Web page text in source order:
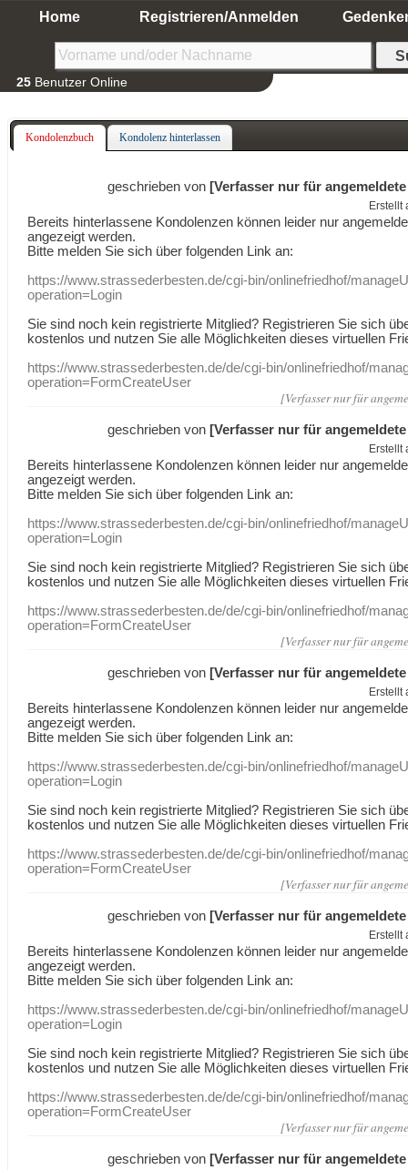
Home Registrieren/Anmelden
25 Benutzer Online
Kondolenzbuch Kondolenz hinterlassen
geschrieben von [Verfasser nur für
Erstellt
Bereits hinterlassene Kondolenzen können leider nur
angezeigt werden.
Bitte melden Sie sich über folgenden Link an:
https://www.strassederbesten.de/cgi-bin/onlinefriedhof/
operation=Login
Sie sind noch kein registrierte Mitglied? Registrieren Sie sich
kostenlos und nutzen Sie alle Möglichkeiten dieses virtuellen
https://www.strassederbesten.de/de/cgi-bin/onlinefriedhof/
operation=FormCreateUser
[Verfasser nur für
geschrieben von [Verfasser nur für
Erstellt
Bereits hinterlassene Kondolenzen können leider nur
angezeigt werden.
Bitte melden Sie sich über folgenden Link an:
https://www.strassederbesten.de/cgi-bin/onlinefriedhof/
operation=Login
Sie sind noch kein registrierte Mitglied? Registrieren Sie sich
kostenlos und nutzen Sie alle Möglichkeiten dieses virtuellen
https://www.strassederbesten.de/de/cgi-bin/onlinefriedhof/
operation=FormCreateUser
[Verfasser nur für
geschrieben von [Verfasser nur für
Erstellt
Bereits hinterlassene Kondolenzen können leider nur
angezeigt werden.
Bitte melden Sie sich über folgenden Link an:
https://www.strassederbesten.de/cgi-bin/onlinefriedhof/
operation=Login
Sie sind noch kein registrierte Mitglied? Registrieren Sie sich
kostenlos und nutzen Sie alle Möglichkeiten dieses virtuellen
https://www.strassederbesten.de/de/cgi-bin/onlinefriedhof/
operation=FormCreateUser
[Verfasser nur für
geschrieben von [Verfasser nur für
Erstellt
Bereits hinterlassene Kondolenzen können leider nur
angezeigt werden.
Bitte melden Sie sich über folgenden Link an:
https://www.strassederbesten.de/cgi-bin/onlinefriedhof/
operation=Login
Sie sind noch kein registrierte Mitglied? Registrieren Sie sich
kostenlos und nutzen Sie alle Möglichkeiten dieses virtuellen
https://www.strassederbesten.de/de/cgi-bin/onlinefriedhof/
operation=FormCreateUser
[Verfasser nur für
geschrieben von [Verfasser nur für